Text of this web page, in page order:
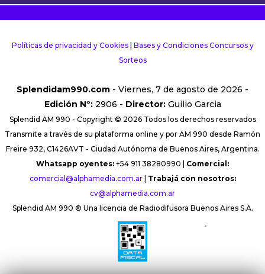
Políticas de privacidad y Cookies| Bases y Condiciones Concursos y
Sorteos
Splendidam990.com - Viernes, 7 de agosto de 2026 -
Edición Nº:2906 - Director:Guillo Garcia
Splendid AM 990 - Copyright © 2026 Todos los derechos reservados
Transmite a través de su plataforma online y por AM 990 desde Ramón
Freire 932, C1426AVT - Ciudad Autónoma de Buenos Aires, Argentina.
Whatsapp oyentes: +54 911 38280990 | Comercial:
comercial@alphamedia.com.ar| Trabajá con nosotros:
cv@alphamedia.com.ar
Splendid AM 990 ® Una licencia de Radiodifusora Buenos Aires S.A.
´